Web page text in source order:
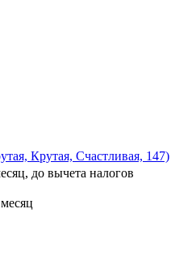
Крутая, Счастливая, 147)
до вычета налогов